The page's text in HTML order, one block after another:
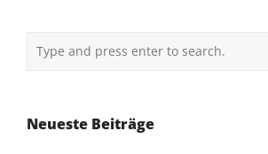
Neueste Beiträge